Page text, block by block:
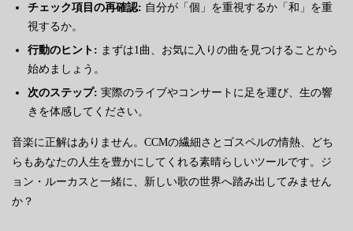
チェック項目の再確認: 自分が「個」を重視するか「和」を重
視するか。
行動のヒント: まずは1曲、お気に入りの曲を見つけることから
始めましょう。
次のステップ: 実際のライブやコンサートに足を運び、生の響
きを体感してください。
音楽に正解はありません。CCMの繊細さとゴスペルの情熱、どち
らもあなたの人生を豊かにしてくれる素晴らしいツールです。ジ
ョン・ルーカスと一緒に、新しい歌の世界へ踏み出してみません
か？